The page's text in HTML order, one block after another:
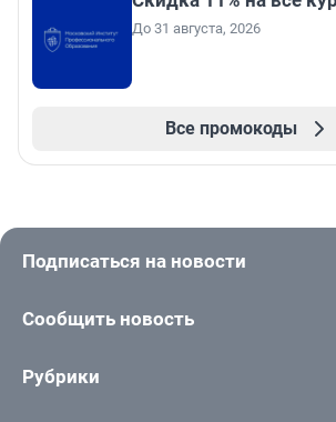
До 31 августа, 2026
Все промокоды
Подписаться на новости
Сообщить новость
Рубрики